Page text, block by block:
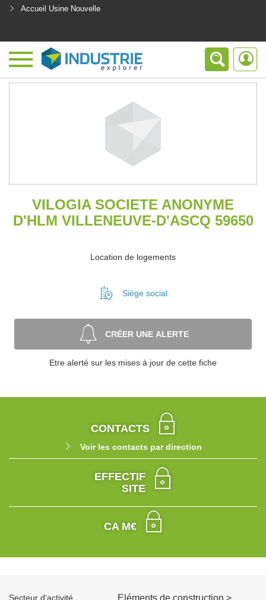
Accueil Usine Nouvelle
VILOGIA SOCIETE ANONYME
D'HLM VILLENEUVE-D'ASCQ 59650
Location de logements
Siège social
CRÉER UNE ALERTE
Etre alerté sur les mises à jour de cette fiche
CONTACTS
Voir les contacts par direction
EFFECTIF
SITE
CA M€
Secteur d'activité
Eléments de construction >